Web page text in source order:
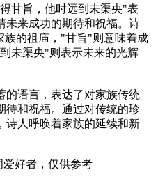
甘旨，他时远到未渠央"表
未来成功的期待和祝福。诗
族的祖庙，"甘旨"则意味着成
未渠央"则表示未来的光辉
的语言，表达了对家族传统
待和祝福。通过对传统的珍
诗人呼唤着家族的延续和新
好者，仅供参考